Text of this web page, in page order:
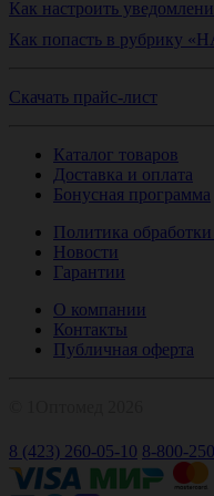
Как настроить
Как попасть в
Скачать прайс-лист
Каталог товаров
Доставка и оплата
Бонусная программа
Политика
Новости
Гарантии
О компании
Контакты
Публичная оферта
8 (423) 260-05-10 8-800-